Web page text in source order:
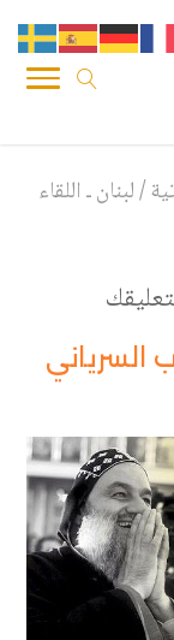
/لبنان ـ اللقاء
السرياني